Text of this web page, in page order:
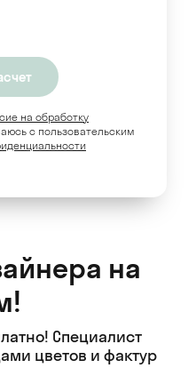
обработку
c пользовательским
на
Специалист
цветов и фактур